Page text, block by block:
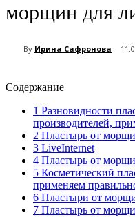
морщин для
By Ирина Сафронова
Содержание
1 Разновидности
производителей,
2 Пластырь от
3 LiveInternet
4 Пластырь от
5 Косметический
применяем
6 Пластыри от
7 Пластырь от